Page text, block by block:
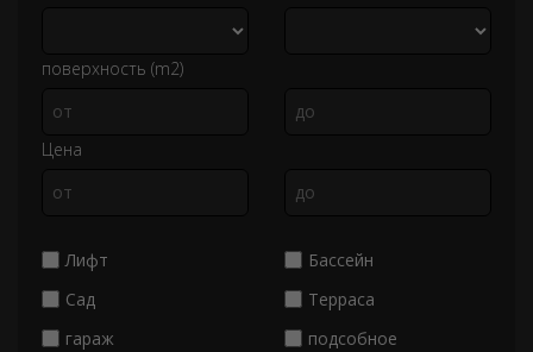
поверхность (m2)
Цена
Лифт
Бассейн
Сад
Терраса
гараж
подсобное